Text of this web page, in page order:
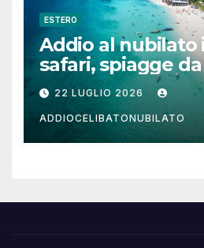
ESTERO
Addio al nubilato
safari, spiagge
città magiche
22 LUGLIO 2026
ADDIOCELIBATONUBILATO